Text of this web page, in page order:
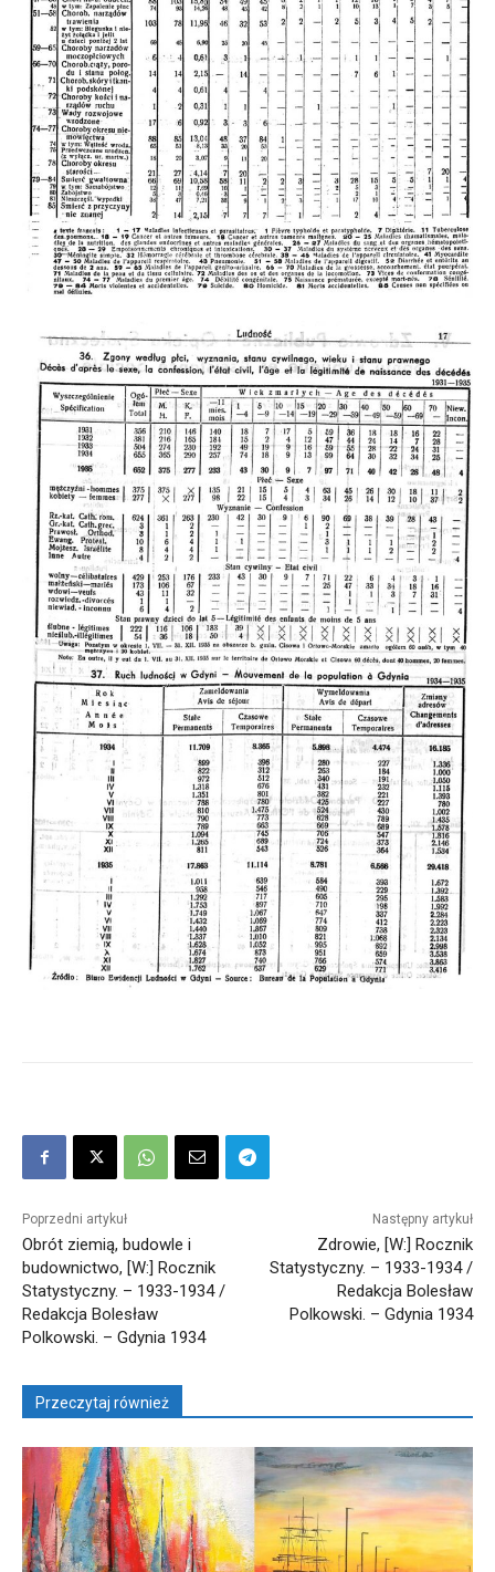
Poprzedni artykuł
Obrót ziemią, budowle i
budownictwo, [W:] Rocznik
Statystyczny. – 1933-1934 /
Redakcja Bolesław
Polkowski. – Gdynia 1934
Następny artykuł
Zdrowie, [W:] Rocznik
Statystyczny. – 1933-1934 /
Redakcja Bolesław
Polkowski. – Gdynia 1934
Przeczytaj również